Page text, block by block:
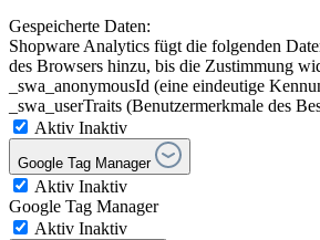
Gespeicherte Daten:
Shopware Analytics fügt die folgenden
des Browsers hinzu, bis die Zustimmung
_swa_anonymousId (eine eindeutige
_swa_userTraits (Benutzermerkmale des
Aktiv Inaktiv
Google Tag Manager
Aktiv Inaktiv
Google Tag Manager
Aktiv Inaktiv